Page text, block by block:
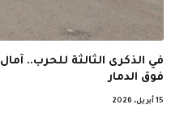
في الذكرى الثالثة للحرب..
فوق الدمار
15 أبريل، 2026